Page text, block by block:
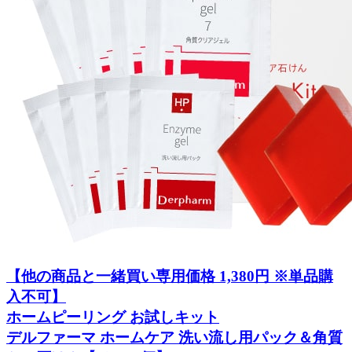
【他の商品と一緒買い専用価格 1,380円 ※単品購
入不可】
ホームピーリング お試しキット
デルファーマ ホームケア 洗い流し用パック＆角質